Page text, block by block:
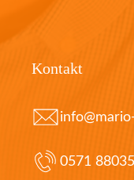
Kontakt
0571